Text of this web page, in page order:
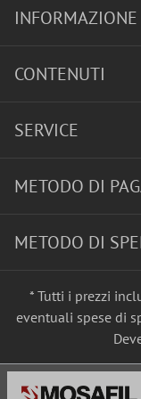
INFORMAZIONE
CONTENUTI
SERVICE
METODO DI
METODO DI
* Tutti i prezzi
eventuali spese di